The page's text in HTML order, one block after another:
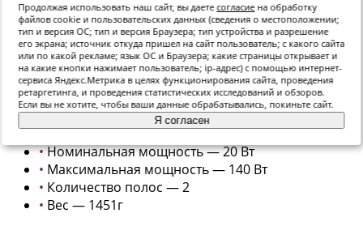
В корзину
Добавлено
Автомобильная акустика SKYLOR BS-1304
В наличии: Много
•Артикул — 16834
•Тип акустики — Коаксиальная
•Размер (см/дюйм) — 13 / 5
•Номинальная мощность — 20 Вт
• Максимальная мощность — 140 Вт
• Количество полос — 2
• Вес — 1451г
Продолжая использовать наш сайт, вы даетесогласиена обработку
файлов cookie и пользовательских данных (сведения о местоположении;
тип и версия ОС; тип и версия Браузера; тип устройства и разрешение
его экрана; источник откуда пришел на сайт пользователь; с какого сайта
или по какой рекламе; язык ОС и Браузера; какие страницы открывает и
на какие кнопки нажимает пользователь; ip-адрес) с помощью интернет-
сервиса Яндекс.Метрика в целях функционирования сайта, проведения
ретаргетинга, и проведения статистических исследований и обзоров.
Если вы не хотите, чтобы ваши данные обрабатывались, покиньте сайт.
Я согласен